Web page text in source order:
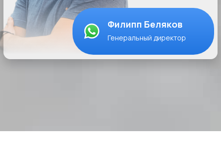
Несем полную финансовую
ответственность до 1 000
000₽ по договору